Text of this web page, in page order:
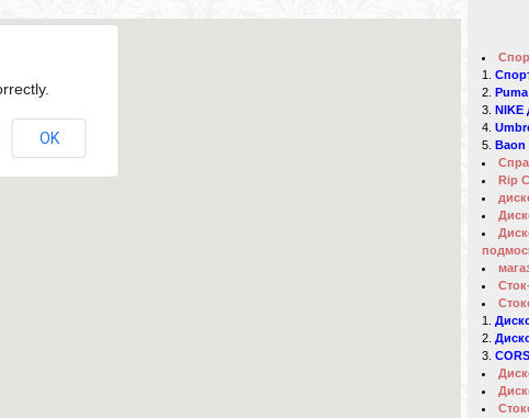
OK
NIKE
Rip